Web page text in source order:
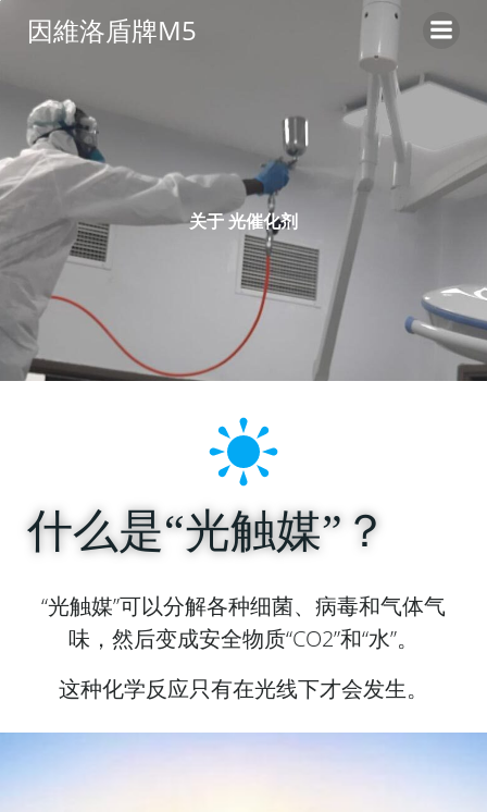
ス
キ
ッ
プ
因維洛盾牌M5
关于 光催化剂
什么是“光触媒”？
“光触媒”可以分解各种细菌、病毒和气体气
味，然后变成安全物质“CO2”和“水”。
这种化学反应只有在光线下才会发生。